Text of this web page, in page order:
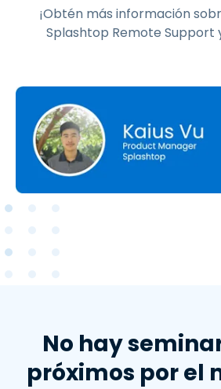
¡Obtén más información
Splashtop Remote Support
No hay
próximos por el